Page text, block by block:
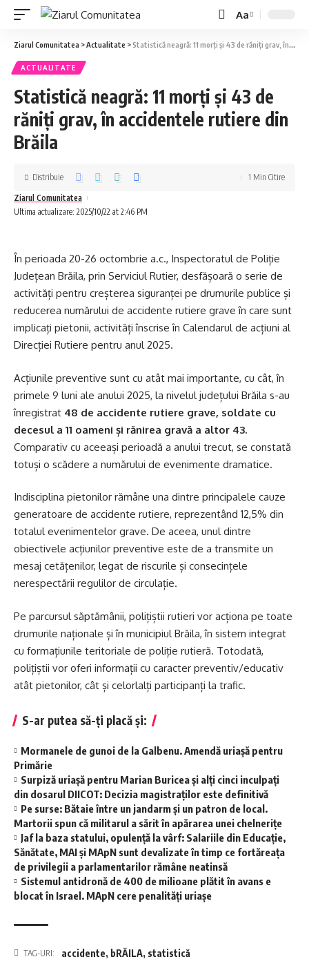
Aa
Ziarul Comunitatea >Actualitate >Statistică neagră: 11 morți și 43 de răniți grav, în accidentele rutiere din Brăila
ACTUALITATE
Statistică neagră: 11 morți și 43 de
răniți grav, în accidentele rutiere din
Brăila
Ultima actualizare: 2025/10/22 at 2:46 PM
Ziarul Comunitatea
Distribuie 1 Min Citire
În perioada 20-26 octombrie a.c., Inspectoratul de Poliție
Județean Brăila, prin Serviciul Rutier, desfășoară o serie de
activități pentru creșterea siguranței pe drumurile publice și
reducerea numărului de accidente rutiere grave în care sunt
implicați pietonii, activități înscrise în Calendarul de acțiuni al
Direcției Rutiere pentru anul 2025.
Acțiunile preventive sunt cu atât mai importante, cu cât, în
primele 9 luni ale anului 2025, la nivelul județului Brăila s-au
înregistrat 48 de accidente rutiere grave, soldate cu
decesul a 11 oameni și rănirea gravă a altor 43.
Comparativ cu aceeași perioadă a anului trecut, se constată
totuși o scădere a numărului de evenimente dramatice.
Indisciplina pietonilor rămâne una dintre principalele cauze
generatoare de accidente rutiere, reprezentând 12,5% din
totalul evenimentelor grave. De aceea, unul dintre
obiectivele acțiunilor preventive este de a transmite un
mesaj cetățenilor, legat de riscurile și consecințele
nerespectării regulilor de circulație.
Pe parcursul săptămânii, polițiștii rutieri vor acționa pe toate
drumurile naționale și în municipiul Brăila, în sistem integrat
cu formațiunile teritoriale de poliție rutieră. Totodată,
polițiștii vor oferi informații cu caracter preventiv/educativ
atât pietonilor, cât și celorlalți participanți la trafic.
S-ar putea să-ți placă și:
Mormanele de gunoi de la Galbenu. Amendă uriașă pentru
Primărie
Surpiză uriașă pentru Marian Buricea și alți cinci inculpați
din dosarul DIICOT: Decizia magistraților este definitivă
Pe surse: Bătaie între un jandarm și un patron de local.
Martorii spun că militarul a sărit în apărarea unei chelnerițe
Jaf la baza statului, opulență la vârf: Salariile din Educație,
Sănătate, MAI și MApN sunt devalizate în timp ce fortăreața
de privilegii a parlamentarilor rămâne neatinsă
Sistemul antidronă de 400 de milioane plătit în avans e
blocat în Israel. MApN cere penalități uriașe
TAG-URI: accidente, bRĂILA, statistică